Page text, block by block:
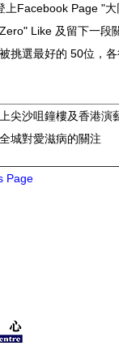
上Facebook Page "
Like 及留下一段
挑選最好的 50位，
尖沙咀鐘樓及香港演
城對愛滋病的關注
Page